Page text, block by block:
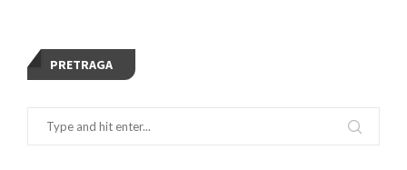
PRETRAGA